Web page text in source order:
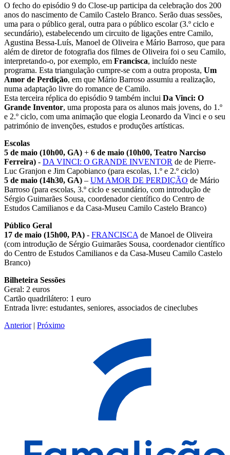
O fecho do episódio 9 do Close-up participa da celebração dos 200
anos do nascimento de Camilo Castelo Branco. Serão duas sessões,
uma para o público geral, outra para o público escolar (3.º ciclo e
secundário), estabelecendo um circuito de ligações entre Camilo,
Agustina Bessa-Luís, Manoel de Oliveira e Mário Barroso, que para
além de diretor de fotografia dos filmes de Oliveira foi o seu Camilo,
interpretando-o, por exemplo, em Francisca, incluído neste
programa. Esta triangulação cumpre-se com a outra proposta, Um
Amor de Perdição, em que Mário Barroso assumiu a realização,
numa adaptação livre do romance de Camilo.
Esta terceira réplica do episódio 9 também inclui Da Vinci: O
Grande Inventor, uma proposta para os alunos mais jovens, do 1.º
e 2.º ciclo, com uma animação que elogia Leonardo da Vinci e o seu
património de invenções, estudos e produções artísticas.
Escolas
5 de maio (10h00, GA) + 6 de maio (10h00, Teatro Narciso
Ferreira) - DA VINCI: O GRANDE INVENTOR de de Pierre-
Luc Granjon e Jim Capobianco (para escolas, 1.º e 2.º ciclo)
5 de maio (14h30, GA) – UM AMOR DE PERDIÇÃO de Mário
Barroso (para escolas, 3.º ciclo e secundário, com introdução de
Sérgio Guimarães Sousa, coordenador científico do Centro de
Estudos Camilianos e da Casa-Museu Camilo Castelo Branco)
Público Geral
17 de maio (15h00, PA) - FRANCISCA de Manoel de Oliveira
(com introdução de Sérgio Guimarães Sousa, coordenador científico
do Centro de Estudos Camilianos e da Casa-Museu Camilo Castelo
Branco)
Bilheteira Sessões
Geral: 2 euros
Cartão quadrilátero: 1 euro
Entrada livre: estudantes, seniores, associados de cineclubes
Anterior | Próximo